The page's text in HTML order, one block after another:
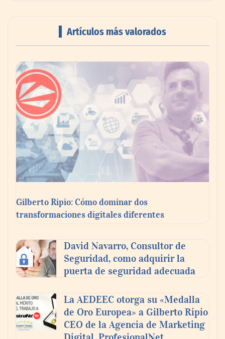
Artículos más valorados
Gilberto Ripio: Cómo dominar dos
transformaciones digitales diferentes
David Navarro, Consultor de
Seguridad, como adquirir la
puerta de seguridad adecuada
La AEDEEC otorga su «Medalla
de Oro Europea» a Gilberto Ripio
CEO de la Agencia de Marketing